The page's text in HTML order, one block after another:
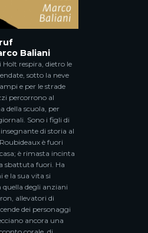
Baliani
Holt respira, dietro le
sotto la neve
e per le strade
percorrono al
della scuola, per
Sono i figli di
di storia al
è fuori
è rimasta incinta
sbattuta fuori. Ha
e la sua vita si
quella degli anziani
allevatori di
dei personaggi
ancora una